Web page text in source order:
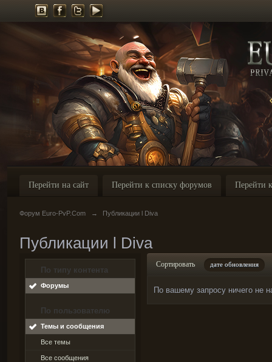
Перейти на сайт Перейти к списку форумов Перейти
Форум Euro-PvP.Com → Публикации l Diva
Публикации l Diva
По типу контента
Форумы
По пользователю
Темы и сообщения
Все темы
Все сообщения
Сортировать дате обновления
По вашему запросу ничего не